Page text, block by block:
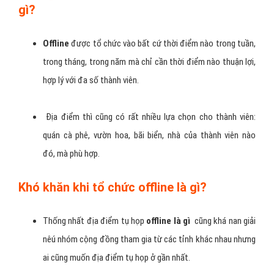
gì?
Offline được tổ chức vào bất cứ thời điểm nào trong tuần,
trong tháng, trong năm mà chỉ cần thời điểm nào thuận lợi,
hợp lý với đa số thành viên.
Địa điểm thì cũng có rất nhiều lựa chọn cho thành viên:
quán cà phê, vườn hoa, bãi biển, nhà của thành viên nào
đó, mà phù hợp.
Khó khăn khi tổ chức offline là gì?
Thống nhất địa điểm tụ họp offline là gì cũng khá nan giải
nêú nhóm cộng đồng tham gia từ các tỉnh khác nhau nhưng
ai cũng muốn địa điểm tụ họp ở gần nhất.